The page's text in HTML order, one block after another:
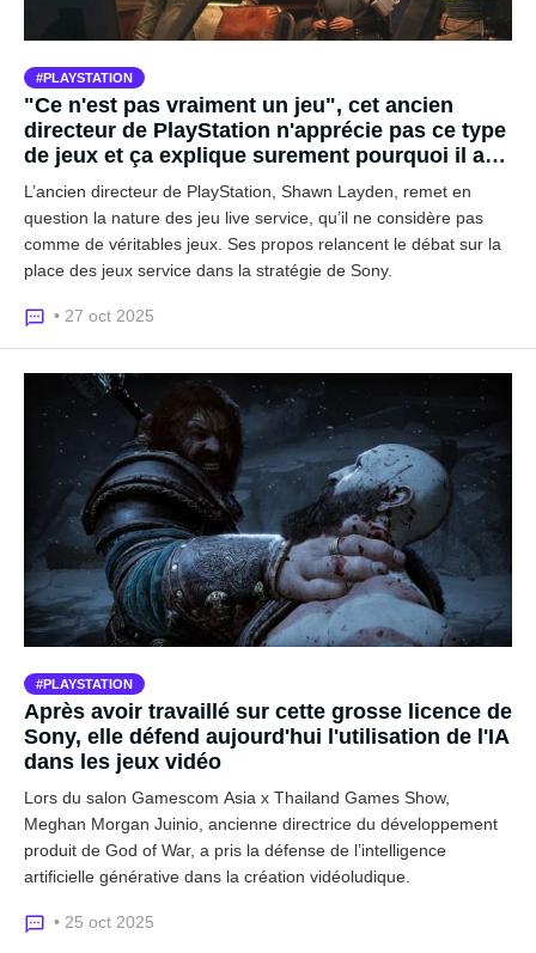
PLAYSTATION
"Ce n'est pas vraiment un jeu", cet ancien
directeur de PlayStation n'apprécie pas ce type
de jeux et ça explique surement pourquoi il a
quitté Sony
L’ancien directeur de PlayStation, Shawn Layden, remet en
question la nature des jeu live service, qu’il ne considère pas
comme de véritables jeux. Ses propos relancent le débat sur la
place des jeux service dans la stratégie de Sony.
• 27 oct 2025
PLAYSTATION
Après avoir travaillé sur cette grosse licence de
Sony, elle défend aujourd'hui l'utilisation de l'IA
dans les jeux vidéo
Lors du salon Gamescom Asia x Thailand Games Show,
Meghan Morgan Juinio, ancienne directrice du développement
produit de God of War, a pris la défense de l’intelligence
artificielle générative dans la création vidéoludique.
• 25 oct 2025